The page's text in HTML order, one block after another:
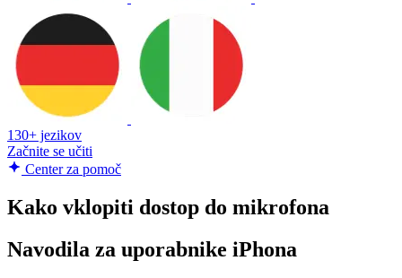
130+ jezikov
Začnite se učiti
Center za pomoč
Kako vklopiti dostop do mikrofona
Navodila za uporabnike iPhona